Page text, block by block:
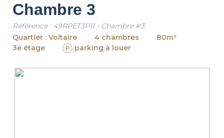
Chambre 3
Référence : 49RPET3P11 - Chambre #3
Quartier : Voltaire
4 chambres
80m²
3e étage
parking à louer